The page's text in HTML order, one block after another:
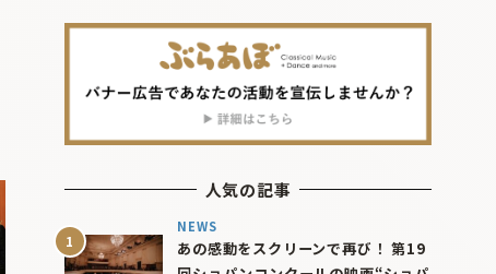
人気の記事
NEWS
あの感動をスクリーンで再び！ 第19